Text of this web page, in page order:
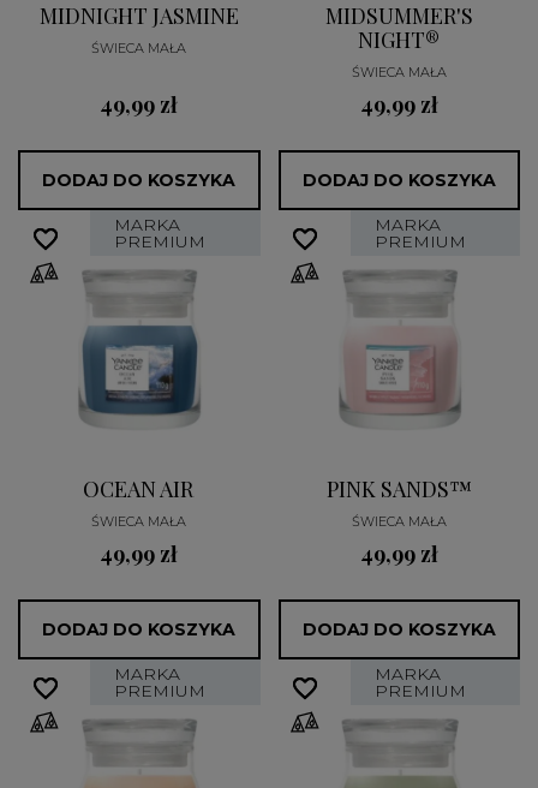
MIDNIGHT JASMINE
ŚWIECA MAŁA
49,99 zł
DODAJ DO KOSZYKA
MIDSUMMER'S
NIGHT®
ŚWIECA MAŁA
49,99 zł
DODAJ DO KOSZYKA
MARKA
PREMIUM
OCEAN AIR
ŚWIECA MAŁA
49,99 zł
DODAJ DO KOSZYKA
favorite_border
favorite_border MARKA
PREMIUM
PINK SANDS™
ŚWIECA MAŁA
49,99 zł
DODAJ DO KOSZYKA
favorite_border
favorite_border
MARKA
PREMIUM
favorite_border
favorite_border MARKA
PREMIUM
favorite_border
favorite_border